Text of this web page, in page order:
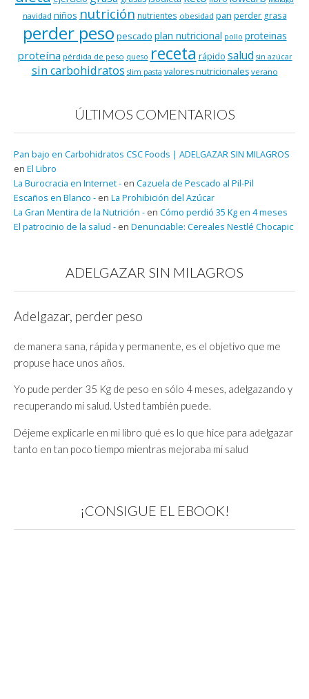
navidad niños nutrición nutrientes obesidad pan perder grasa
perder peso pescado plan nutricional pollo proteinas
proteína pérdida de peso queso receta rápido salud sin azúcar
sin carbohidratos slim pasta valores nutricionales verano
ÚLTIMOS COMENTARIOS
Pan bajo en Carbohidratos CSC Foods | ADELGAZAR SIN MILAGROS
en El Libro
La Burocracia en Internet - en Cazuela de Pescado al Pil-Pil
Escaños en Blanco - en La Prohibición del Azúcar
La Gran Mentira de la Nutrición - en Cómo perdió 35 Kg en 4 meses
El patrocinio de la salud - en Denunciable: Cereales Nestlé Chocapic
ADELGAZAR SIN MILAGROS
Adelgazar, perder peso
de manera sana, rápida y permanente, es el objetivo que me
propuse hace unos años.
Yo pude perder 35 Kg de peso en sólo 4 meses, adelgazando y
recuperando mi salud. Usted también puede.
Déjeme explicarle en mi libro qué es lo que hice para adelgazar
tanto en tan poco tiempo mientras mejoraba mi salud
¡CONSIGUE EL EBOOK!